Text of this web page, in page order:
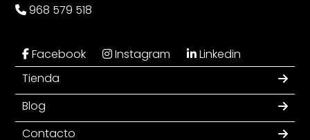
968 579 518
Facebook Instagram
Linkedin
Tienda
Blog
Contacto